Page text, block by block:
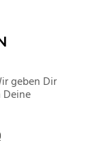
geben Dir